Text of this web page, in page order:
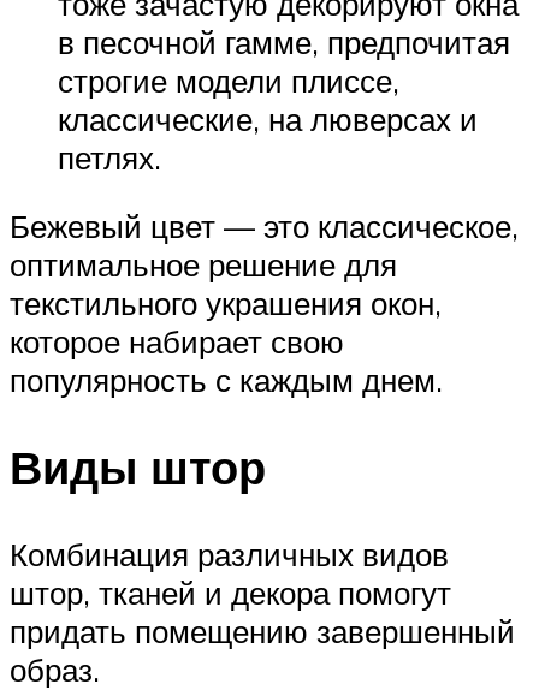
в песочной гамме, предпочитая
строгие модели плиссе,
классические, на люверсах и
петлях.
Бежевый цвет — это классическое,
оптимальное решение для
текстильного украшения окон,
которое набирает свою
популярность с каждым днем.
Виды штор
Комбинация различных видов
штор, тканей и декора помогут
придать помещению завершенный
образ.